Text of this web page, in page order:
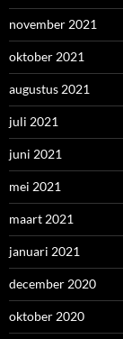
november 2021
oktober 2021
augustus 2021
juli 2021
juni 2021
mei 2021
maart 2021
januari 2021
december 2020
oktober 2020